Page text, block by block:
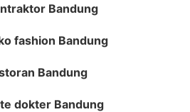
Bandung
fashion Bandung
Bandung
dokter Bandung